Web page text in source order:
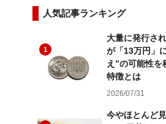
人気記事ランキング
1
大量に発行さ
が「13万円」
え”の可能性
特徴とは
2026/07/31
今やほとんど